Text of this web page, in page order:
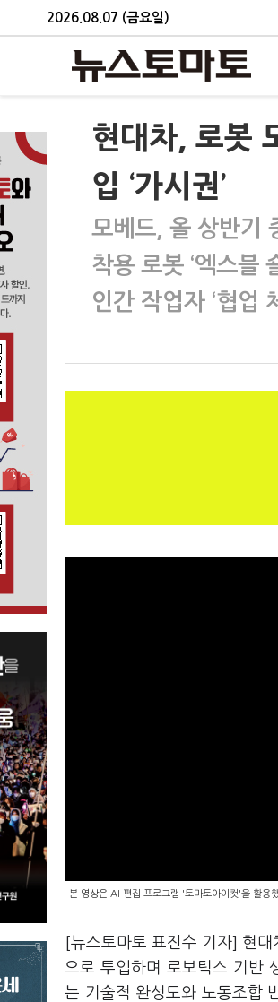
2026.08.07 (금요일)
현대차, 로봇
입 ‘가시권’
모베드, 올 상반기
착용 로봇 ‘엑스블
인간 작업자 ‘협업
본 영상은 AI 편집 프로그램 '토마토아이컷'을 활용
[뉴스토마토 표진수 기자] 현
으로 투입하며 로보틱스 기반
는 기술적 완성도와 노동조합